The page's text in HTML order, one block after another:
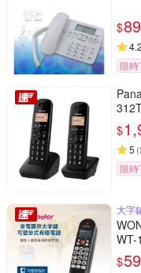
$
4.2
限時
$
5 (
限時
大字
WT-
$